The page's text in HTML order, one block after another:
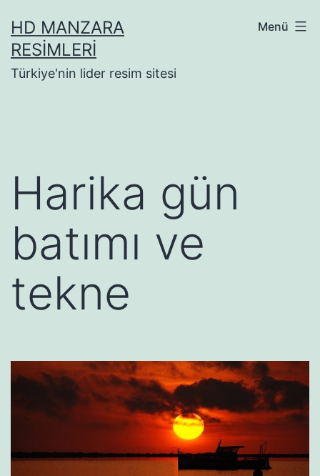
geçHD MANZARA
RESIMLERI
Türkiye'nin lider resim sitesi
Menü
Harika gün
batımı ve
tekne